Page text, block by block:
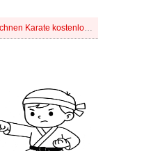
Zeichnen Karate kostenlos schlicht